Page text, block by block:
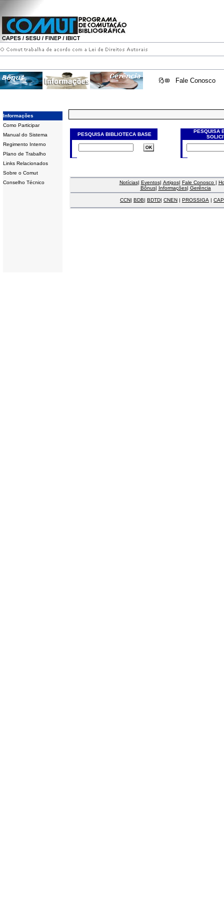
Fale Conosco
Informações
Como Participar
Manual do Sistema
Regimento Interno
Plano de Trabalho
Links Relacionados
Sobre o Comut
Conselho Técnico
PESQUISA BIBLIOTECA BASE
PESQUISA
Notícias| Eventos| Artigos| Fale Conosco |
Bônus| Informações| Gerência
CCN| BDB| BDTD| CNEN | PROSSIGA |